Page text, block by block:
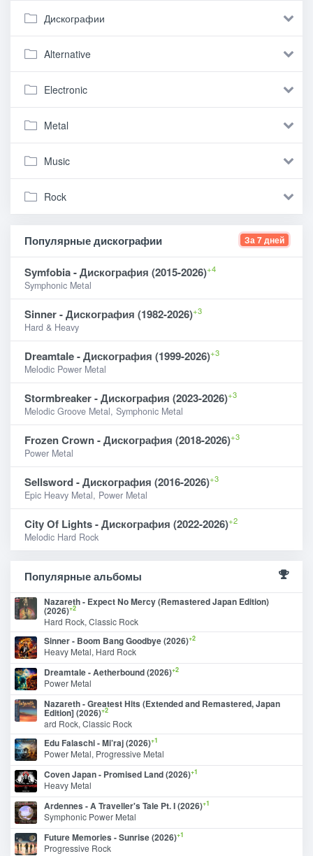
Дискографии
Alternative
Electronic
Metal
Music
Rock
Популярные дискографии За 7 дней
Symfobia - Дискография (2015-2026)+4
Symphonic Metal
Sinner - Дискография (1982-2026)+3
Hard & Heavy
Dreamtale - Дискография (1999-2026)+3
Melodic Power Metal
Stormbreaker - Дискография (2023-2026)+3
Melodic Groove Metal, Symphonic Metal
Frozen Crown - Дискография (2018-2026)+3
Power Metal
Sellsword - Дискография (2016-2026)+3
Epic Heavy Metal, Power Metal
City Of Lights - Дискография (2022-2026)+2
Melodic Hard Rock
Популярные альбомы
Nazareth - Expect No Mercy (Remastered Japan Edition)
(2026)+2
Hard Rock, Classic Rock
Sinner - Boom Bang Goodbye (2026)+2
Heavy Metal, Hard Rock
Dreamtale - Aetherbound (2026)+2
Power Metal
Nazareth - Greatest Hits (Extended and Remastered, Japan
Edition] (2026)+2
ard Rock, Classic Rock
Edu Falaschi - Mi’raj (2026)+1
Power Metal, Progressive Metal
Coven Japan - Promised Land (2026)+1
Heavy Metal
Ardennes - A Traveller's Tale Pt. I (2026)+1
Symphonic Power Metal
Future Memories - Sunrise (2026)+1
Progressive Rock